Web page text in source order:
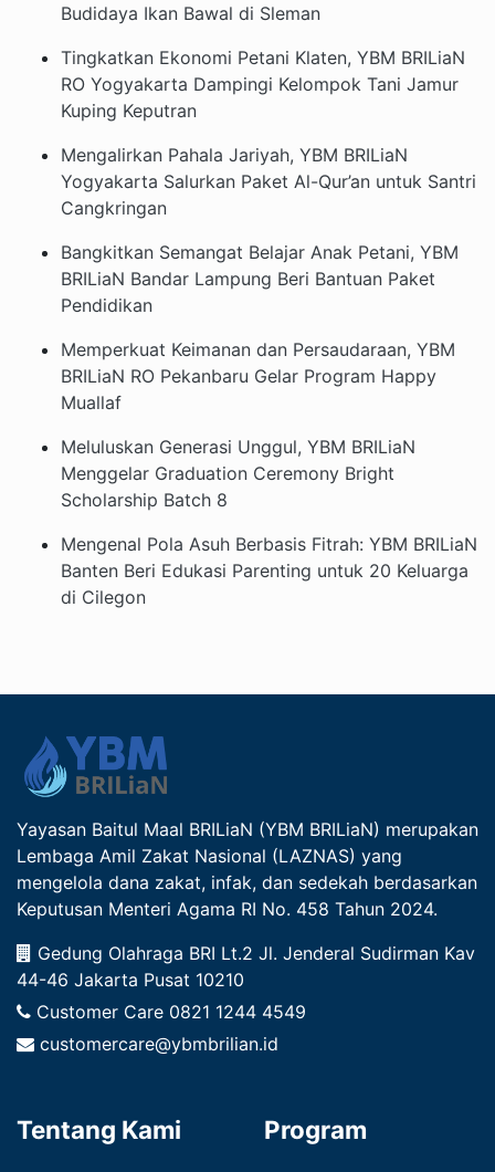
Budidaya Ikan Bawal di Sleman
Tingkatkan Ekonomi Petani Klaten, YBM BRILiaN
RO Yogyakarta Dampingi Kelompok Tani Jamur
Kuping Keputran
Mengalirkan Pahala Jariyah, YBM BRILiaN
Yogyakarta Salurkan Paket Al-Qur’an untuk Santri
Cangkringan
Bangkitkan Semangat Belajar Anak Petani, YBM
BRILiaN Bandar Lampung Beri Bantuan Paket
Pendidikan
Memperkuat Keimanan dan Persaudaraan, YBM
BRILiaN RO Pekanbaru Gelar Program Happy
Muallaf
Meluluskan Generasi Unggul, YBM BRILiaN
Menggelar Graduation Ceremony Bright
Scholarship Batch 8
Mengenal Pola Asuh Berbasis Fitrah: YBM BRILiaN
Banten Beri Edukasi Parenting untuk 20 Keluarga
di Cilegon
Yayasan Baitul Maal BRILiaN (YBM BRILiaN) merupakan
Lembaga Amil Zakat Nasional (LAZNAS) yang
mengelola dana zakat, infak, dan sedekah berdasarkan
Keputusan Menteri Agama RI No. 458 Tahun 2024.
Gedung Olahraga BRI Lt.2 Jl. Jenderal Sudirman Kav
44-46 Jakarta Pusat 10210
Customer Care 0821 1244 4549
customercare@ybmbrilian.id
Tentang Kami Program